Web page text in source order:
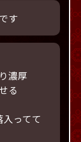
す
濃厚
る
ってて